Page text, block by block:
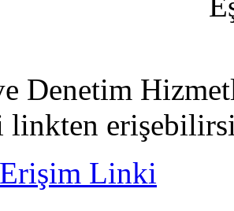
Denetim
linkten
Linki